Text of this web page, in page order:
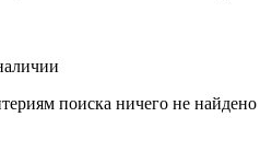
поиска ничего не найдено